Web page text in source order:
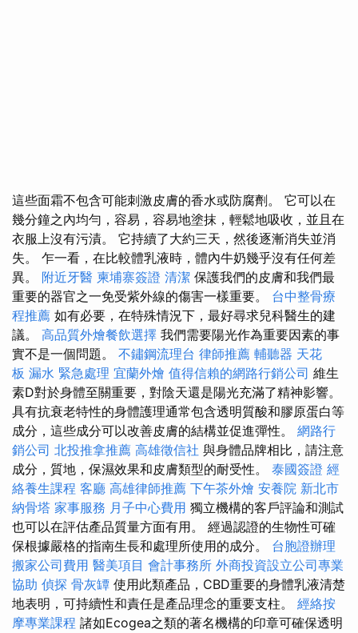
這些面霜不包含可能刺激皮膚的香水或防腐劑。 它可以在
幾分鐘之內均勻，容易，容易地塗抹，輕鬆地吸收，並且在
衣服上沒有污漬。 它持續了大約三天，然後逐漸消失並消
失。 乍一看，在比較體乳液時，體內牛奶幾乎沒有任何差
異。 附近牙醫 柬埔寨簽證 清潔 保護我們的皮膚和我們最
重要的器官之一免受紫外線的傷害一樣重要。 台中整骨療
程推薦 如有必要，在特殊情況下，最好尋求兒科醫生的建
議。 高品質外燴餐飲選擇 我們需要陽光作為重要因素的事
實不是一個問題。 不鏽鋼流理台 律師推薦 輔聽器 天花
板 漏水 緊急處理 宜蘭外燴 值得信賴的網路行銷公司 維生
素D對於身體至關重要，對陰天還是陽光充滿了精神影響。
具有抗衰老特性的身體護理通常包含透明質酸和膠原蛋白等
成分，這些成分可以改善皮膚的結構並促進彈性。 網路行
銷公司 北投推拿推薦 高雄徵信社 與身體品牌相比，請注意
成分，質地，保濕效果和皮膚類型的耐受性。 泰國簽證 經
絡養生課程 客廳 高雄律師推薦 下午茶外燴 安養院 新北市
納骨塔 家事服務 月子中心費用 獨立機構的客戶評論和測試
也可以在評估產品質量方面有用。 經過認證的生物性可確
保根據嚴格的指南生長和處理所使用的成分。 台胞證辦理
搬家公司費用 醫美項目 會計事務所 外商投資設立公司專業
協助 偵探 骨灰罈 使用此類產品，CBD重要的身體乳液清楚
地表明，可持續性和責任是產品理念的重要支柱。 經絡按
摩專業課程 諸如Ecogea之類的著名機構的印章可確保透明